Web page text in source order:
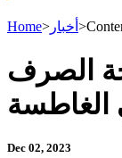
Home> أخبار >
الصرف
الغاطسة
Dec 02, 2023